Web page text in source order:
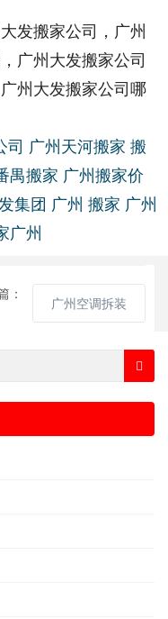
发搬家公司，广州
广州大发搬家公司
州大发搬家公司哪
司 广州天河搬家 搬
禺搬家 广州搬家价
集团 广州 搬家 广州
广州
：
广州空调拆装